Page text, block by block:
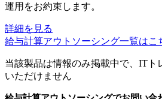
運用をお約束します。
詳細を見る
給与計算アウトソーシング一覧はこ
当該製品は情報のみ掲載中で、ITト
いただけません